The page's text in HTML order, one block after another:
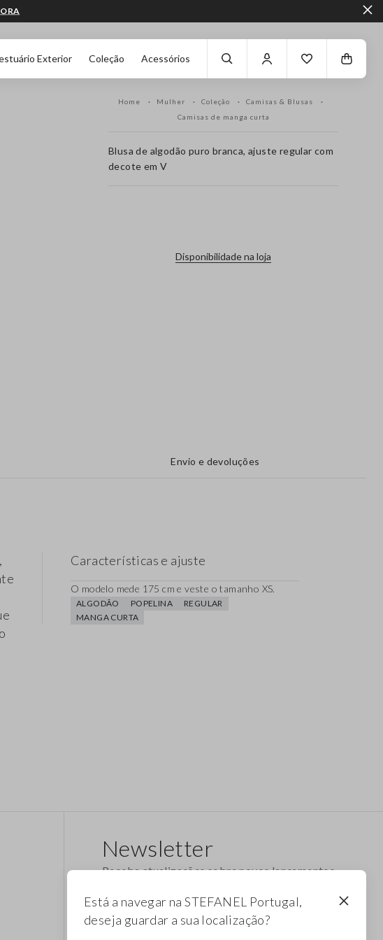
Exterior Coleção Acessórios
Home Mulher Coleção
Camisas & Blusas
Camisas de manga curta
Blusa de algodão puro branca, ajuste regular com
decote em V
Disponibilidade na loja
Envio e devoluções
Características e ajuste
O modelo mede 175 cm e veste o tamanho XS.
ALGODÃO POPELINA
REGULAR
MANGA CURTA
Newsletter
Receba atualizações sobre novos lançamentos,
de 10%.
Está a navegar na STEFANEL Portugal,
deseja guardar a sua localização?